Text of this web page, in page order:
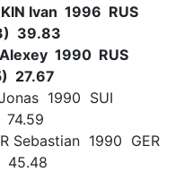
Ivan 1996 RUS
39.83
1990 RUS
27.67
1990 SUI
Sebastian 1990 GER
45.48